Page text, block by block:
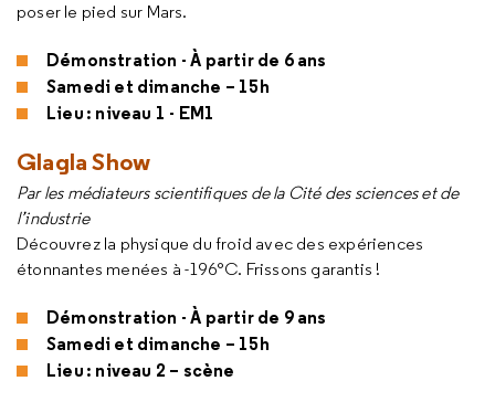
poser le pied sur Mars.
Démonstration - À partir de 6 ans
Samedi et dimanche – 15h
Lieu : niveau 1 - EM1
Glagla Show
Par les médiateurs scientifiques de la Cité des sciences et de
l’industrie
Découvrez la physique du froid avec des expériences
étonnantes menées à -196°C. Frissons garantis !
Démonstration - À partir de 9 ans
Samedi et dimanche – 15h
Lieu : niveau 2 – scène